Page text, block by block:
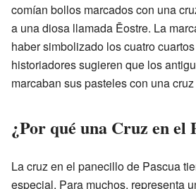
comían bollos marcados con una
a una diosa llamada Ēostre. La
haber simbolizado los cuatro
historiadores sugieren que los
marcaban sus pasteles con una
¿Por qué una Cruz en el
La cruz en el panecillo de Pascua
especial. Para muchos, representa